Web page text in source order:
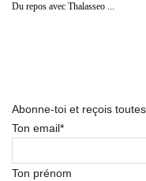
Du repos avec Thalasseo ...
Abonne-toi et reçois
Ton email*
Ton prénom